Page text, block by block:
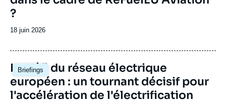
?
Date
publication
18 juin 2026
Briefings
Image
principale
Le défi du réseau électrique
européen : un tournant décisif pour
l'accélération de l'électrification